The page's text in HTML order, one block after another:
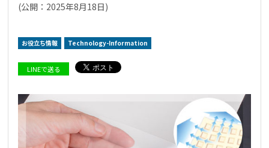
採用情報
(公開：2025年8月18日)
お役立ち情報 Technology-Information
LINEで送る